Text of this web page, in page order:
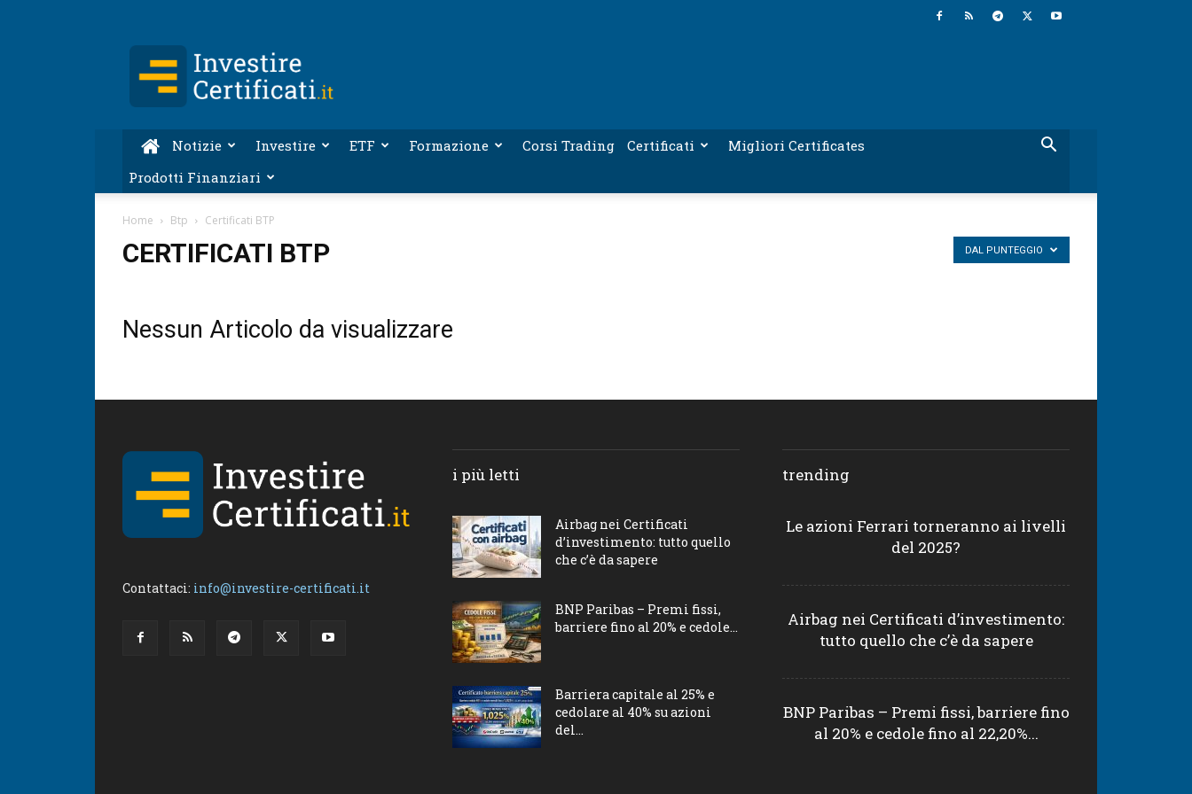
Certificati.it
Notizie Investire ETF Formazione Corsi Trading Certificati
Migliori Certificates
Prodotti Finanziari
Home Btp Certificati BTP
CERTIFICATI BTP DAL PUNTEGGIO
Nessun Articolo da visualizzare
Contattaci: info@investire-certificati.it
i più letti
Airbag nei Certificati
d’investimento: tutto quello
che c’è da sapere
BNP Paribas – Premi fissi,
barriere fino al 20% e cedole...
Barriera capitale al 25% e
cedolare al 40% su azioni
del...
trending
Le azioni Ferrari torneranno ai livelli
del 2025?
Airbag nei Certificati d’investimento:
tutto quello che c’è da sapere
BNP Paribas – Premi fissi, barriere fino
al 20% e cedole fino al 22,20%...